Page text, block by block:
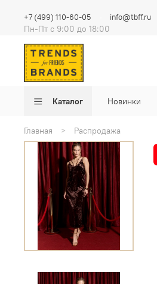
Пн-Пт с 9:00 до 18:00
+7 (499) 110-60-05 info@tbff.ru
Каталог Новинки
Главная Распродажа